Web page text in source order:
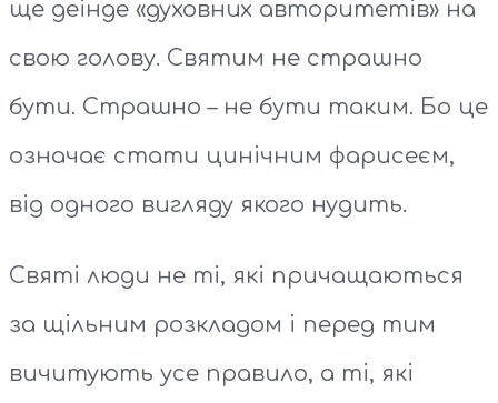
ще деінде «духовних авторитетів» на
свою голову. Святим не страшно
бути. Страшно – не бути таким. Бо це
означає стати цинічним фарисеєм,
від одного вигляду якого нудить.
Святі люди не ті, які причащаються
за щільним розкладом і перед тим
вичитують усе правило, а ті, які